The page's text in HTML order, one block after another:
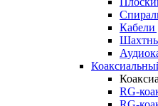
Кабели
RG-